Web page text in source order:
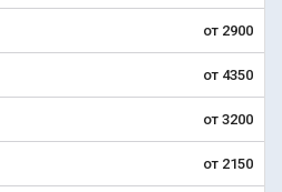
от 2900
от 4350
от 3200
от 2150